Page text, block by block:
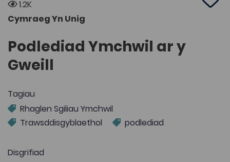
1.2K
Cymraeg Yn Unig
Add
Podlediad Ymchwil ar y
Gweill
Tagiau
Rhaglen Sgiliau Ymchwil
Trawsddisgyblaethol
podlediad
Disgrifiad